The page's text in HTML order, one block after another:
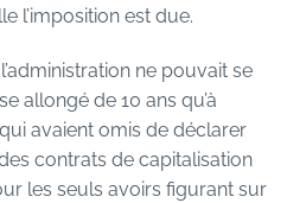
l’imposition est due.
ne pouvait se
allongé de 10 ans qu’à
avaient omis de déclarer
contrats de capitalisation
les seuls avoirs figurant sur